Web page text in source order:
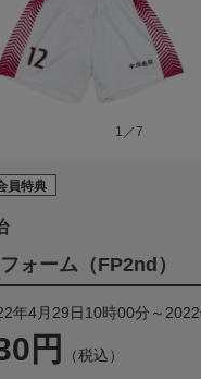
1／7
員特典
ォーム（FP2nd）
年4月29日10時00分～
円 （税込）